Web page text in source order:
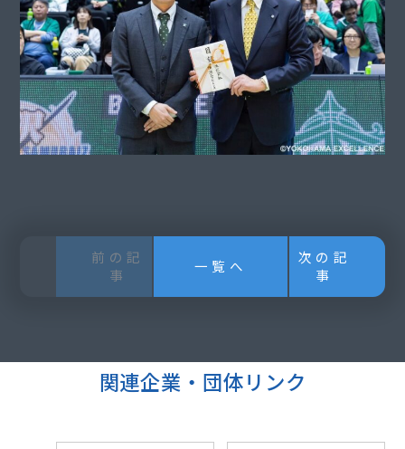
前の記
事
一覧へ
次の記
事
関連企業・団体リンク